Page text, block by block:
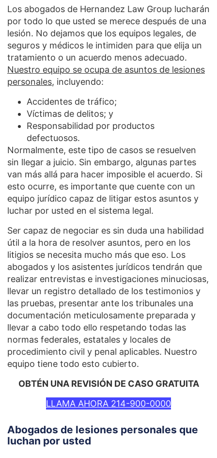
Los abogados de Hernandez Law Group lucharán
por todo lo que usted se merece después de una
lesión. No dejamos que los equipos legales, de
seguros y médicos le intimiden para que elija un
tratamiento o un acuerdo menos adecuado.
Nuestro equipo se ocupa de asuntos de lesiones
personales, incluyendo:
Accidentes de tráfico;
Víctimas de delitos; y
Responsabilidad por productos
defectuosos.
Normalmente, este tipo de casos se resuelven
sin llegar a juicio. Sin embargo, algunas partes
van más allá para hacer imposible el acuerdo. Si
esto ocurre, es importante que cuente con un
equipo jurídico capaz de litigar estos asuntos y
luchar por usted en el sistema legal.
Ser capaz de negociar es sin duda una habilidad
útil a la hora de resolver asuntos, pero en los
litigios se necesita mucho más que eso. Los
abogados y los asistentes jurídicos tendrán que
realizar entrevistas e investigaciones minuciosas,
llevar un registro detallado de los testimonios y
las pruebas, presentar ante los tribunales una
documentación meticulosamente preparada y
llevar a cabo todo ello respetando todas las
normas federales, estatales y locales de
procedimiento civil y penal aplicables. Nuestro
equipo tiene todo esto cubierto.
OBTÉN UNA REVISIÓN DE CASO GRATUITA
LLAMA AHORA 214-900-0000
Abogados de lesiones personales que
luchan por usted